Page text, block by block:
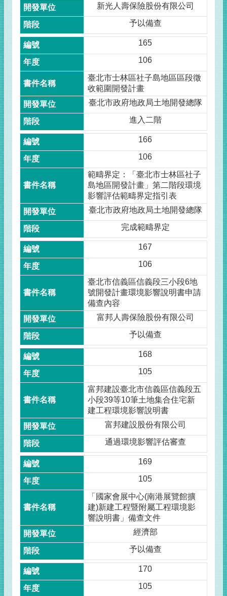
新光人壽保險股份有限公司
予以備查
165
106
臺北市士林區社子島地區區段徵
收範圍開發計畫
臺北市政府地政局土地開發總隊
進入二階
166
106
範疇界定：「臺北市士林區社子
島地區開發計畫」第二階段環境
影響評估範疇界定指引表
臺北市政府地政局土地開發總隊
完成範疇界定
167
106
臺北市信義區信義段三小段6地
號開發計畫環境影響說明書申請
備查內容
富邦人壽保險股份有限公司
予以備查
168
105
富邦建設臺北市信義區信義段五
小段39等10筆土地集合住宅新
建工程環境影響說明書
富邦建設股份有限公司
通過環境影響評估審查
169
105
「國家會展中心(南港展覽館擴
建)新建工程暨附屬工程環境影
響說明書」備查文件
經濟部
予以備查
170
105